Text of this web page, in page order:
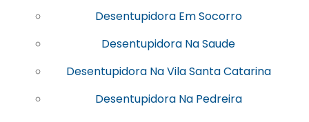
Desentupidora Em Socorro
Desentupidora Na Saude
Desentupidora Na Vila Santa Catarina
Desentupidora Na Pedreira